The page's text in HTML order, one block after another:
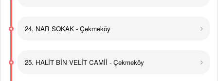
24. NAR SOKAK - Çekmeköy
25. HALİT BİN VELİT CAMİİ - Çekmeköy